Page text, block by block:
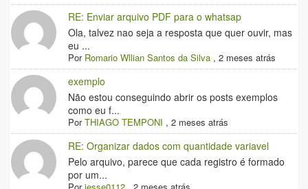
RE: Enviar arquivo PDF para o whatsap
Ola, talvez nao seja a resposta que quer ouvir, mas
eu ...
Por Romario Wllian Santos da Silva ,2 meses atrás
exemplo
Não estou conseguindo abrir os posts exemplos
como eu f...
PorTHIAGO TEMPONI ,2 meses atrás
RE: Organizar dados com quantidade variavel
Pelo arquivo, parece que cada registro é formado
por um...
Porjesse0112 ,2 meses atrás